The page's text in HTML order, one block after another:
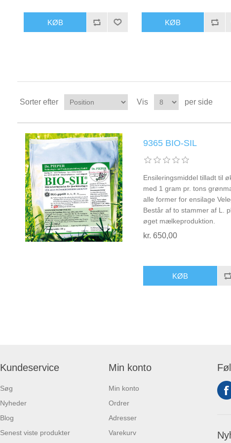
Sorter efter Vis per side
9365 BIO-SIL
Ensileringsmiddel tilladt til
med 1 gram pr. tons
alle former for ensilage
Består af to stammer af L.
øget mælkeproduktion.
kr. 650,00
Kundeservice
Søg
Nyheder
Blog
Senest viste produkter
Min konto
Min konto
Ordrer
Adresser
Varekurv